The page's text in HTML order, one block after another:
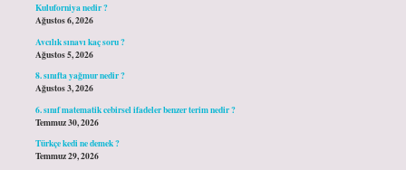
Kuluforniya nedir ?
Ağustos 6, 2026
Avcılık sınavı kaç soru ?
Ağustos 5, 2026
8. sınıfta yağmur nedir ?
Ağustos 3, 2026
6. sınıf matematik cebirsel ifadeler benzer terim nedir ?
Temmuz 30, 2026
Türkçe kedi ne demek ?
Temmuz 29, 2026